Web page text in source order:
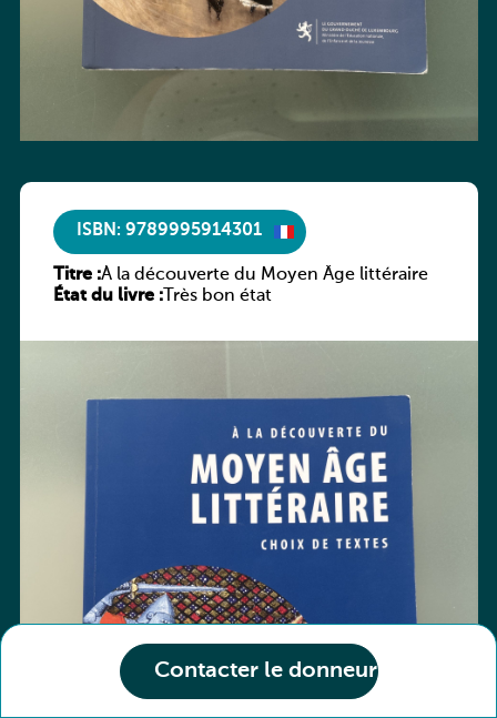
Contacter le donneur
ISBN: 9789995914301
Titre :À la découverte du Moyen Âge littéraire
État du livre :Très bon état